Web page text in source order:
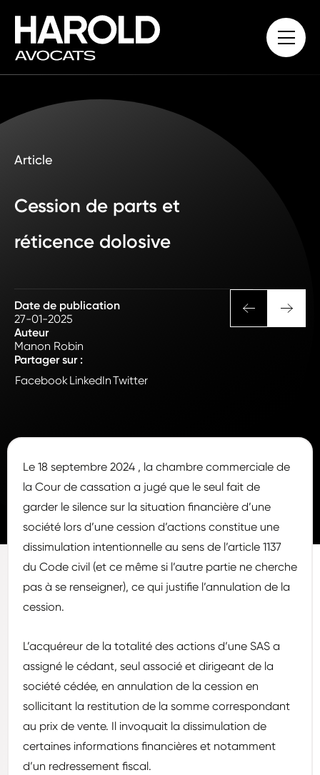
Article
Cession de parts et
réticence dolosive
Date de publication
27-01-2025
Auteur
Manon Robin
Partager sur :
FacebookLinkedInTwitter
Le 18 septembre 2024 , la chambre commerciale de
la Cour de cassation a jugé que le seul fait de
garder le silence sur la situation financière d’une
société lors d’une cession d’actions constitue une
dissimulation intentionnelle au sens de l’article 1137
du Code civil (et ce même si l’autre partie ne cherche
pas à se renseigner), ce qui justifie l’annulation de la
cession.
L’acquéreur de la totalité des actions d’une SAS a
assigné le cédant, seul associé et dirigeant de la
société cédée, en annulation de la cession en
sollicitant la restitution de la somme correspondant
au prix de vente. Il invoquait la dissimulation de
certaines informations financières et notamment
d’un redressement fiscal.